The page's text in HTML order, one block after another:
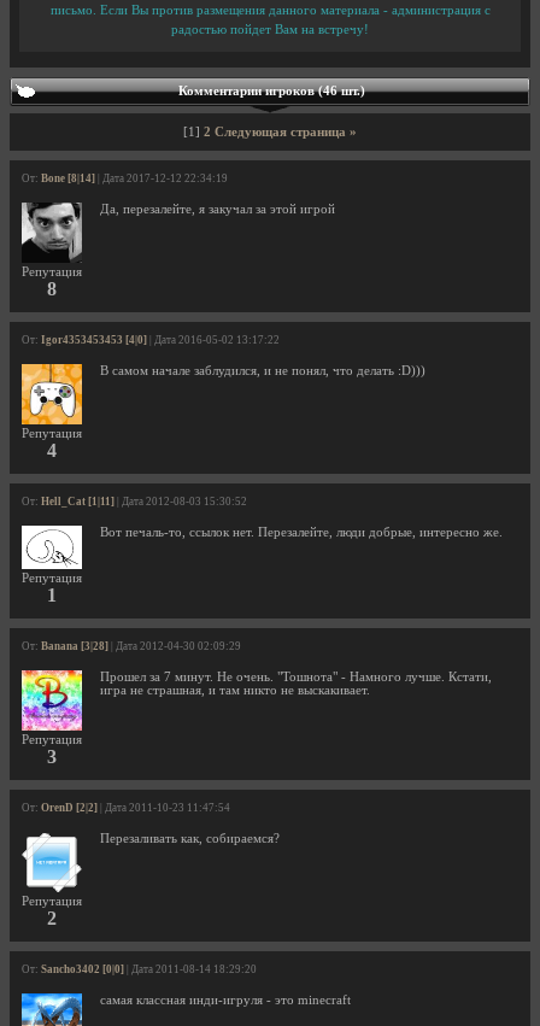
письмо. Если Вы против размещения данного материала - администрация с
радостью пойдет Вам на встречу!
Комментарии игроков (46 шт.)
[1] 2 Следующая страница »
От: Bone [8|14] | Дата 2017-12-12 22:34:19
Репутация
8
Да, перезалейте, я закучал за этой игрой
От: Igor4353453453 [4|0] | Дата 2016-05-02 13:17:22
Репутация
4
В самом начале заблудился, и не понял, что делать :D)))
От: Hell_Cat [1|11] | Дата 2012-08-03 15:30:52
Репутация
1
Вот печаль-то, ссылок нет. Перезалейте, люди добрые, интересно же.
От: Banana [3|28] | Дата 2012-04-30 02:09:29
Репутация
3
Прошел за 7 минут. Не очень. "Тошнота" - Намного лучше. Кстати,
игра не страшная, и там никто не выскакивает.
От: OrenD [2|2] | Дата 2011-10-23 11:47:54
Репутация
2
Перезаливать как, собираемся?
От: Sancho3402 [0|0] | Дата 2011-08-14 18:29:20
самая классная инди-игруля - это minecraft